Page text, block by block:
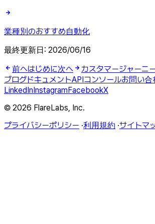
業種別のおすすめ自動化
最終更新日: 2026/06/16
前へはじめに次へ
カスタマージャーニ
ブログドキュメントAPIコンソールお問い合
LinkedInInstagramFacebookX
© 2026 FlareLabs, Inc.
プライバシーポリシー ·利用規約 ·サイトマ